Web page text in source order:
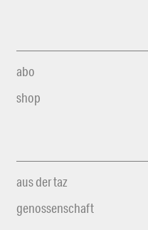
abo
shop
aus der taz
genossenschaft